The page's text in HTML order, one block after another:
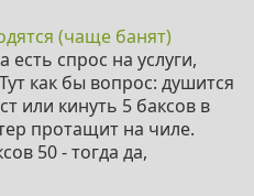
(чаще банят)
есть спрос на услуги,
как бы вопрос: душится
или кинуть 5 баксов в
протащит на чиле.
50 - тогда да,